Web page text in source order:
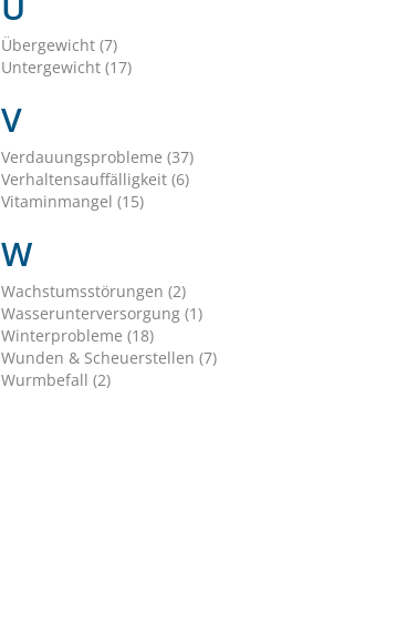
Übergewicht (7)
Untergewicht (17)
V
Verdauungsprobleme (37)
Verhaltensauffälligkeit (6)
Vitaminmangel (15)
W
Wachstumsstörungen (2)
Wasserunterversorgung (1)
Winterprobleme (18)
Wunden & Scheuerstellen (7)
Wurmbefall (2)